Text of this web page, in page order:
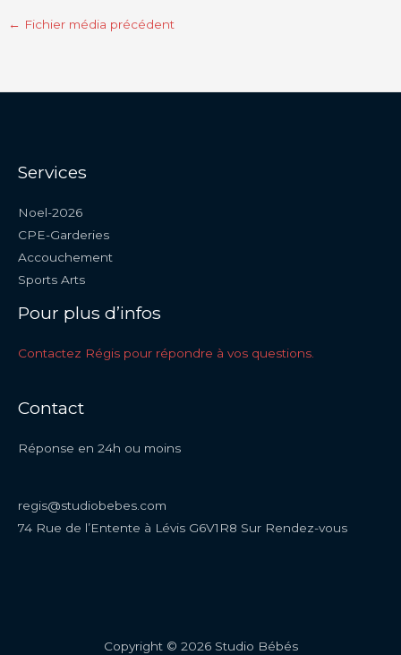
← Fichier média précédent
Services
Noel-2026
CPE-Garderies
Accouchement
Sports Arts
Pour plus d’infos
Contactez Régis pour répondre à vos questions.
Contact
Réponse en 24h ou moins
regis@studiobebes.com
74 Rue de l’Entente à Lévis G6V1R8 Sur Rendez-vous
Copyright © 2026 Studio Bébés